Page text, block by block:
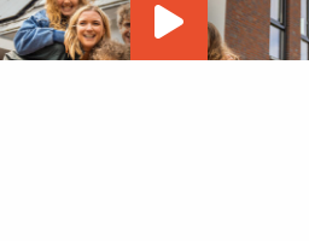
Video